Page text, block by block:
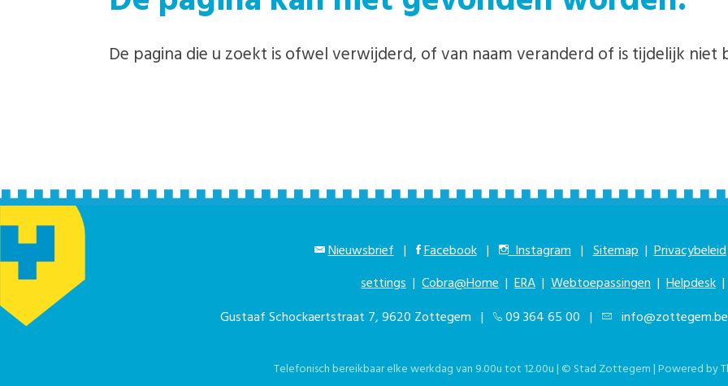
De pagina die u zoekt is ofwel verwijderd, of van naam veranderd of is tijdelijk niet
Nieuwsbrief | Facebook | Instagram | Sitemap |Privacybeleid
settings | Cobra@Home | ERA | Webtoepassingen | Helpdesk
Gustaaf Schockaertstraat 7, 9620 Zottegem |
09 364 65 00 | info@zottegem.be
Telefonisch bereikbaar elke werkdag van 9.00u tot 12.00u | © Stad Zottegem | Powered by